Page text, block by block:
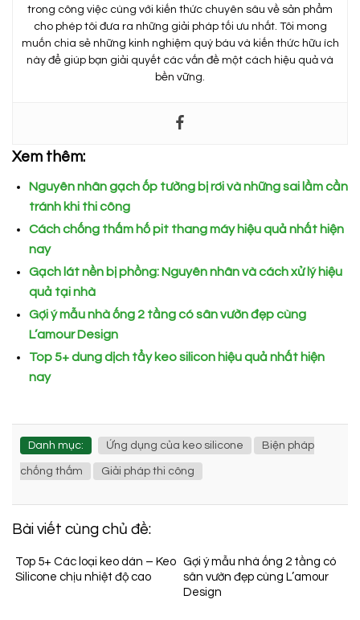
trong công việc cùng với kiến thức chuyên sâu về sản phẩm
cho phép tôi đưa ra những giải pháp tối ưu nhất. Tôi mong
muốn chia sẻ những kinh nghiệm quý báu và kiến thức hữu ích
này để giúp bạn giải quyết các vấn đề một cách hiệu quả và
bền vững.
Xem thêm:
Nguyên nhân gạch ốp tường bị rơi và những sai lầm cần
tránh khi thi công
Cách chống thấm hố pit thang máy hiệu quả nhất hiện
nay
Gạch lát nền bị phồng: Nguyên nhân và cách xử lý hiệu
quả tại nhà
Gợi ý mẫu nhà ống 2 tầng có sân vườn đẹp cùng
L’amour Design
Top 5+ dung dịch tẩy keo silicon hiệu quả nhất hiện
nay
Danh mục: Ứng dụng của keo silicone Biện pháp
chống thấm Giải pháp thi công
Bài viết cùng chủ đề:
Top 5+ Các loại keo dán – Keo
Silicone chịu nhiệt độ cao
Gợi ý mẫu nhà ống 2 tầng có
sân vườn đẹp cùng L’amour
Design